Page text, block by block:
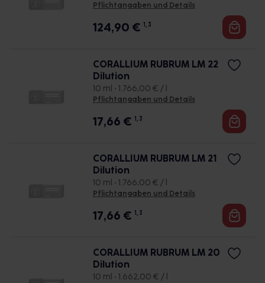
Pflichtangaben und Details
124,90 € 1, 3
CORALLIUM RUBRUM LM 22
Dilution
10 ml • 1.766,00 € / l
Pflichtangaben und Details
17,66 € 1, 3
CORALLIUM RUBRUM LM 21
Dilution
10 ml • 1.766,00 € / l
Pflichtangaben und Details
17,66 € 1, 3
CORALLIUM RUBRUM LM 20
Dilution
10 ml • 1.662,00 € / l